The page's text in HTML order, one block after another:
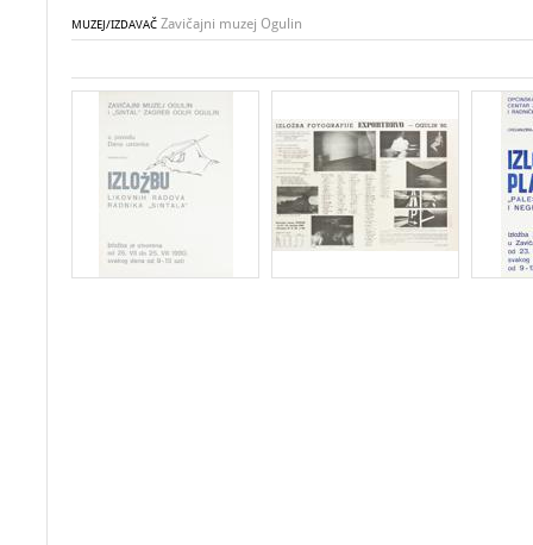
MUZEJ/IZDAVAČ Zavičajni muzej Ogulin